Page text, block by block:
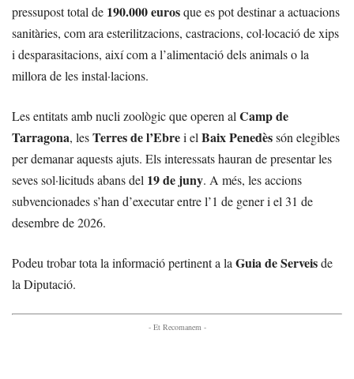
pressupost total de 190.000 eurosque es pot destinar a actuacions
sanitàries, com ara esterilitzacions, castracions, col·locació de xips
i desparasitacions, així com a l’alimentació dels animals o la
millora de les instal·lacions.
Les entitats amb nucli zoològic que operen alCamp de
Tarragona, lesTerres de l’Ebrei elBaix Penedèssón elegibles
per demanar aquests ajuts. Els interessats hauran de presentar les
seves sol·licituds abans del 19 de juny. A més, les accions
subvencionades s’han d’executar entre l’1 de gener i el 31 de
desembre de 2026.
Podeu trobar tota la informació pertinent a laGuia de Serveisde
la Diputació.
- Et Recomanem -